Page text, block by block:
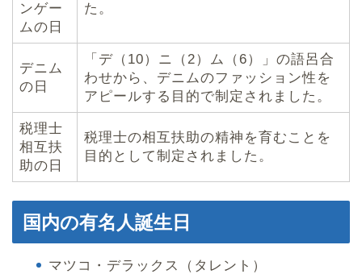
ンゲー
ムの日
た。
デニム
の日
「デ（10）ニ（2）ム（6）」の語呂合
わせから、デニムのファッション性を
アピールする目的で制定されました。
税理士
相互扶
助の日
税理士の相互扶助の精神を育むことを
目的として制定されました。
国内の有名人誕生日
マツコ・デラックス（タレント）